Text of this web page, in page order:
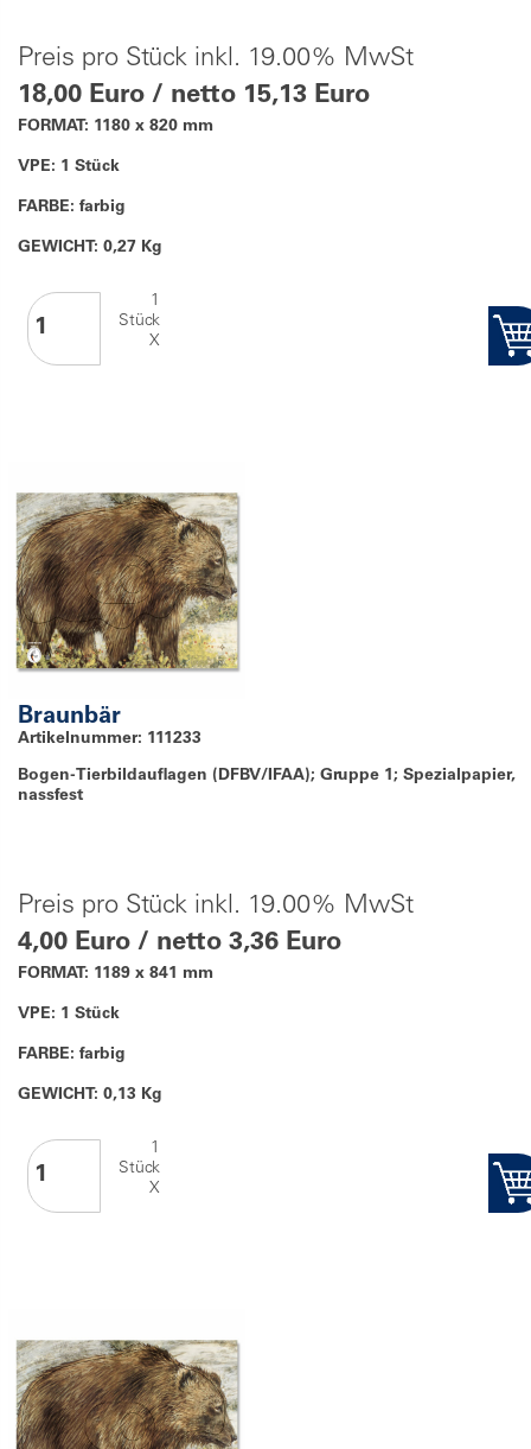
Preis pro Stück inkl. 19.00% MwSt
18,00 Euro / netto 15,13 Euro
FORMAT: 1180 x 820 mm
VPE: 1 Stück
FARBE: farbig
GEWICHT: 0,27 Kg
1
Stück
X
Braunbär
Artikelnummer: 111233
Bogen-Tierbildauflagen (DFBV/IFAA); Gruppe 1; Spezialpapier,
nassfest
Preis pro Stück inkl. 19.00% MwSt
4,00 Euro / netto 3,36 Euro
FORMAT: 1189 x 841 mm
VPE: 1 Stück
FARBE: farbig
GEWICHT: 0,13 Kg
1
Stück
X